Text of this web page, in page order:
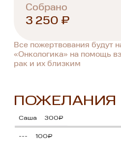
Собрано
3 250 ₽
Все пожертвования будут
«Онкологика» на помощь
рак и их близким
ПОЖЕЛАНИЯ
Саша 300₽
--- 100₽